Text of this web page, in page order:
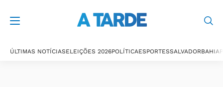
ÚLTIMAS NOTÍCIASELEIÇÕES 2026POLÍTICAESPORTESSALVADORBAHIA